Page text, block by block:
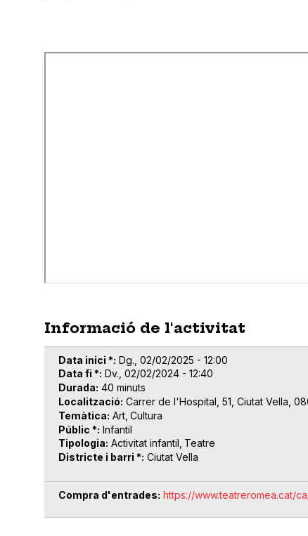
Informació de l'activitat
Data inici * Dg., 02/02/2025 - 12:00
Data fi * Dv., 02/02/2024 - 12:40
Durada 40 minuts
Localització Carrer de l'Hospital, 51, Ciutat Vella,
Temàtica Art Cultura
Públic * Infantil
Tipologia Activitat infantil Teatre
Districte i barri * Ciutat Vella
Compra d'entrades https://www.teatreromea.cat/